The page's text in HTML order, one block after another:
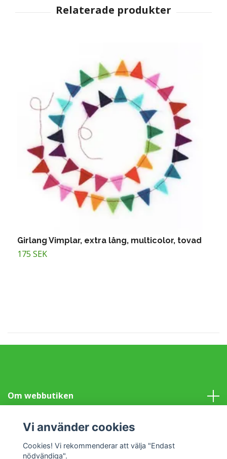
Girlang Vimplar, extra lång, multicolor, tovad
175 SEK
Om webbutiken
Information
Sociala medier
Vi använder cookies
Cookies! Vi rekommenderar att välja "Endast
nödvändiga".